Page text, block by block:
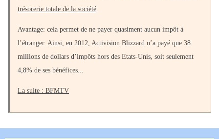
trésorerie totale de la société.
Avantage: cela permet de ne payer quasiment aucun impôt à
l’étranger. Ainsi, en 2012, Activision Blizzard n’a payé que 38
millions de dollars d’impôts hors des Etats-Unis, soit seulement
4,8% de ses bénéfices...
La suite : BFMTV